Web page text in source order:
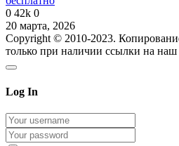
0 42k 0
20 марта, 2026
Copyright © 2010-2023.
только при наличии ссылки на наш
Log In